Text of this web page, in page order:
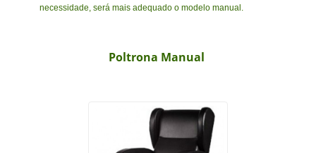
necessidade, será mais adequado o modelo manual.
Poltrona Manual